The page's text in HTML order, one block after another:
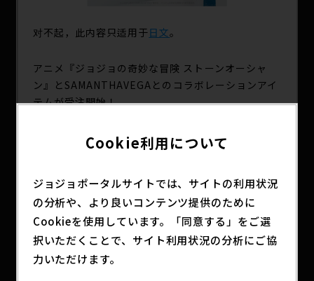
对不起，此内容只适用于日文。
アニメ『ジョジョの奇妙な冒険 ストーンオーシャ
ン』とSAMANTHAVEGAとのコラボレーションアイ
テムが受注開始！
条承太郎、エンリコ・Pの6キャラクターそれぞれの
特徴やキーカラーをバッグやチャームで表現。徐倫
愛らしさを感じるデザインに。ハードな世界の中で
もSAMANTHAVEGAのフィルターを通すことで繊細
さとファッションを楽しめるコレクションを展開。
Cookie利用について
ジョジョポータルサイトでは、サイトの利用状況
の分析や、より良いコンテンツ提供のために
Cookieを使用しています。「同意する」をご選
択いただくことで、サイト利用状況の分析にご協
力いただけます。